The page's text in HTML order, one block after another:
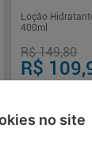
no site
Loção
400ml
R$ 149,80
R$
Em até x de R$